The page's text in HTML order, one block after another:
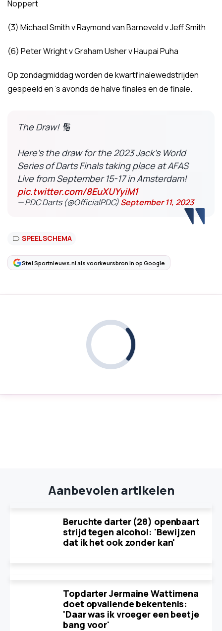
Noppert
(3) Michael Smith v Raymond van Barneveld v Jeff Smith
(6) Peter Wright v Graham Usher v Haupai Puha
Op zondagmiddag worden de kwartfinalewedstrijden
gespeeld en 's avonds de halve finales en de finale.
The Draw! 🔢
Here's the draw for the 2023 Jack's World
Series of Darts Finals taking place at AFAS
Live from September 15-17 in Amsterdam!
pic.twitter.com/8EuXUYyiM1
— PDC Darts (@OfficialPDC)September 11, 2023
SPEELSCHEMA
Stel Sportnieuws.nl als voorkeursbron in op Google
Aanbevolen artikelen
Beruchte darter (28) openbaart
strijd tegen alcohol: 'Bewijzen
dat ik het ook zonder kan'
Topdarter Jermaine Wattimena
doet opvallende bekentenis:
'Daar was ik vroeger een beetje
bang voor'